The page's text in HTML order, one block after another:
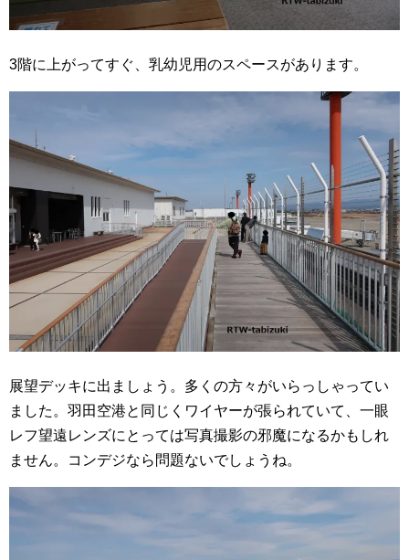
3階に上がってすぐ、乳幼児用のスペースがあります。
展望デッキに出ましょう。多くの方々がいらっしゃってい
ました。羽田空港と同じくワイヤーが張られていて、一眼
レフ望遠レンズにとっては写真撮影の邪魔になるかもしれ
ません。コンデジなら問題ないでしょうね。